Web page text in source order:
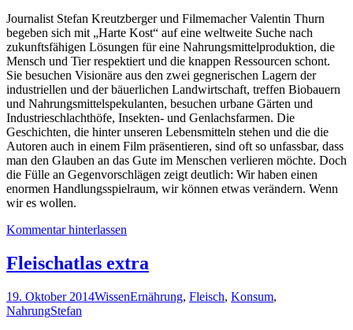
Journalist Stefan Kreutzberger und Filmemacher Valentin Thurn
begeben sich mit „Harte Kost“ auf eine weltweite Suche nach
zukunftsfähigen Lösungen für eine Nahrungsmittelproduktion, die
Mensch und Tier respektiert und die knappen Ressourcen schont.
Sie besuchen Visionäre aus den zwei gegnerischen Lagern der
industriellen und der bäuerlichen Landwirtschaft, treffen Biobauern
und Nahrungsmittelspekulanten, besuchen urbane Gärten und
Industrieschlachthöfe, Insekten- und Genlachsfarmen. Die
Geschichten, die hinter unseren Lebensmitteln stehen und die die
Autoren auch in einem Film präsentieren, sind oft so unfassbar, dass
man den Glauben an das Gute im Menschen verlieren möchte. Doch
die Fülle an Gegenvorschlägen zeigt deutlich: Wir haben einen
enormen Handlungsspielraum, wir können etwas verändern. Wenn
wir es wollen.
Kommentar hinterlassen
Fleischatlas extra
19. Oktober 2014WissenErnährung, Fleisch, Konsum,
NahrungStefan